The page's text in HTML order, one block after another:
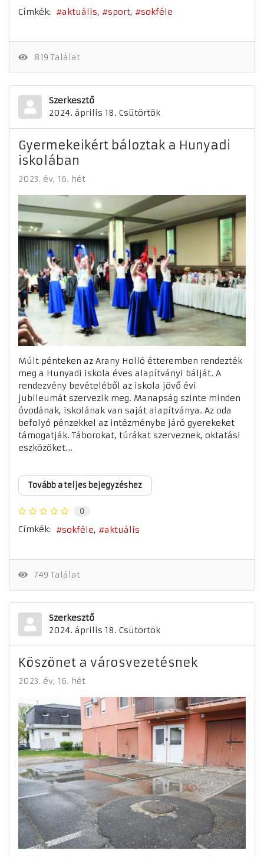
Címkék: aktuális sport sokféle
819 Találat
Szerkesztő
2024. április 18. Csütörtök
Gyermekeikért báloztak a Hunyadi
iskolában
2023. év 16. hét
Múlt pénteken az Arany Holló étteremben rendezték
meg a Hunyadi iskola éves alapítványi bálját. A
rendezvény bevételéből az iskola jövő évi
jubileumát szervezik meg. Manapság szinte minden
óvodának, iskolának van saját alapítványa. Az oda
befolyó pénzekkel az intézménybe járó gyerekeket
támogatják. Táborokat, túrákat szerveznek, oktatási
eszközöket...
Tovább a teljes bejegyzéshez
0
Címkék: sokféle aktuális
749 Találat
Szerkesztő
2024. április 18. Csütörtök
Köszönet a városvezetésnek
2023. év 16. hét